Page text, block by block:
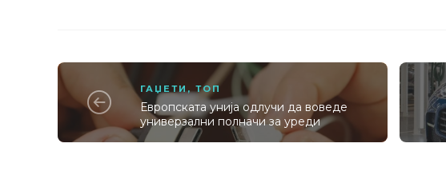
ГАЏЕТИ,ТОП
Европската унија одлучи да воведе
универзални полначи за уреди